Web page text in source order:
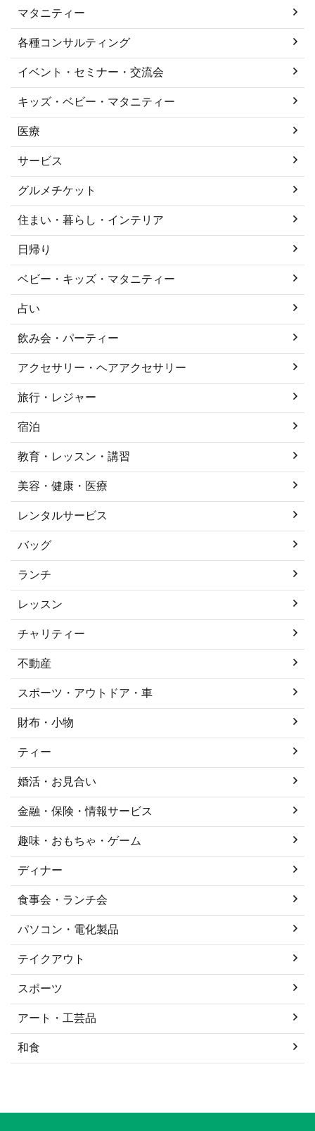
マタニティー
各種コンサルティング
イベント・セミナー・交流会
キッズ・ベビー・マタニティー
医療
サービス
グルメチケット
住まい・暮らし・インテリア
日帰り
ベビー・キッズ・マタニティー
占い
飲み会・パーティー
アクセサリー・ヘアアクセサリー
旅行・レジャー
宿泊
教育・レッスン・講習
美容・健康・医療
レンタルサービス
バッグ
ランチ
レッスン
チャリティー
不動産
スポーツ・アウトドア・車
財布・小物
ティー
婚活・お見合い
金融・保険・情報サービス
趣味・おもちゃ・ゲーム
ディナー
食事会・ランチ会
パソコン・電化製品
テイクアウト
スポーツ
アート・工芸品
和食